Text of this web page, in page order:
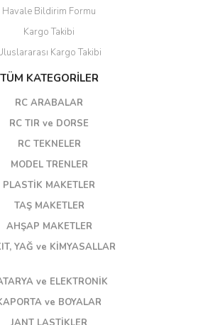
Havale Bildirim Formu
Kargo Takibi
Kargo Takibi
TÜM KATEGORİLER
RC ARABALAR
RC TIR ve DORSE
RC TEKNELER
MODEL TRENLER
PLASTİK MAKETLER
TAŞ MAKETLER
AHŞAP MAKETLER
YAĞ ve KİMYASALLAR
ve ELEKTRONİK
ve BOYALAR